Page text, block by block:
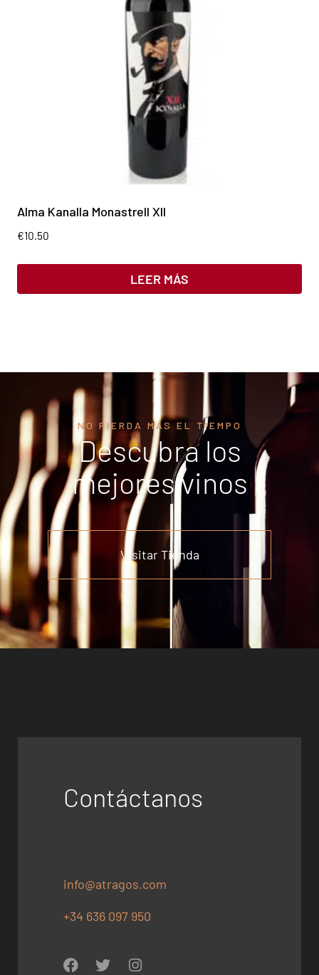
Alma Kanalla Monastrell XII
€10.50
LEER MÁS
NO PIERDA MÁS EL TIEMPO
Descubra los
mejores vinos
Visitar Tienda
Contáctanos
info@atragos.com
+34 636 097 950